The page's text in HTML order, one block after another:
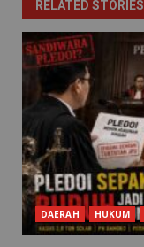
RELATED STORIES
DAERAH HUKUM